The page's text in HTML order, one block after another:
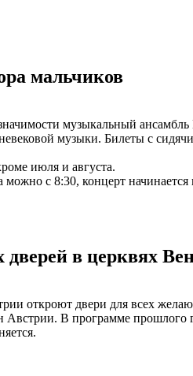
мальчиков
музыкальный
музыки. Билеты с
июля и августа.
можно с 8:30, концерт начинается
в церквях
откроют двери для всех
Австрии. В программе прошлого